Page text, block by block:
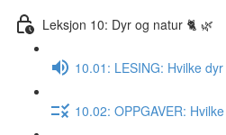
Leksjon 10: Dyr og natur 🐈 🌿
10.01: LESING: Hvilke
10.02: OPPGAVER: